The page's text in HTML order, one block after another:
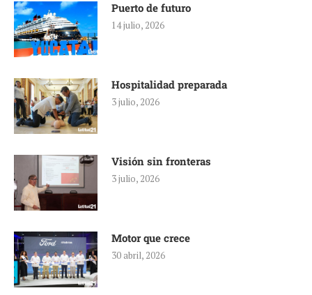
Puerto de futuro
14 julio, 2026
Hospitalidad preparada
3 julio, 2026
Visión sin fronteras
3 julio, 2026
Motor que crece
30 abril, 2026